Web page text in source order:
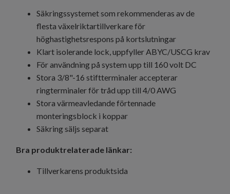
Säkringssystemet som rekommenderas av de
flesta växelriktartillverkare för
höghastighetsrespons på kortslutningar
Klart isolerande lock, uppfyller ABYC/USCG krav
För användning på system upp till 160 volt DC
Stora 3/8"-16 stiftterminaler accepterar
ringterminaler för tråd upp till 4/0 AWG
Stora värmeavledande förtennade
monteringsblock i koppar
Säkring säljs separat
Bra produktrelaterade länkar:
Tillverkarens produktsida